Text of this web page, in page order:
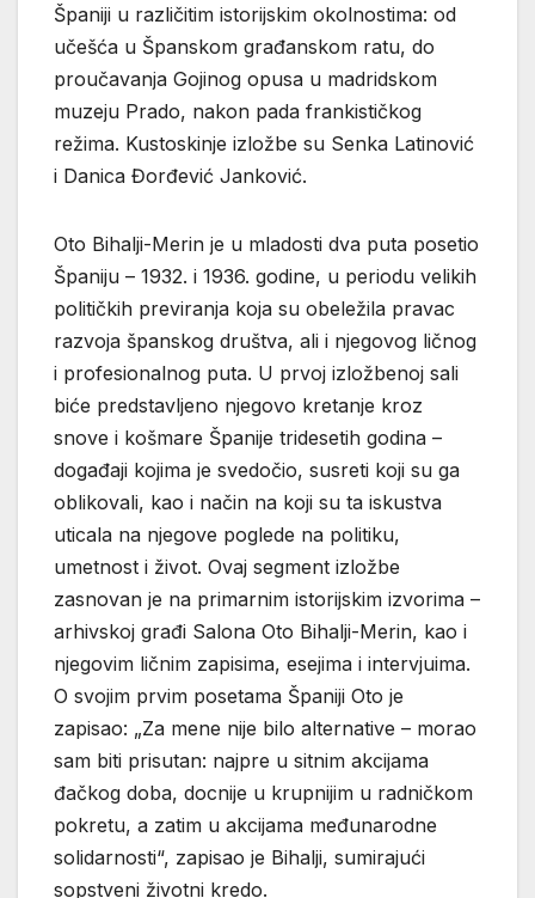
Španiji u različitim istorijskim okolnostima: od
učešća u Španskom građanskom ratu, do
proučavanja Gojinog opusa u madridskom
muzeju Prado, nakon pada frankističkog
režima. Kustoskinje izložbe su Senka Latinović
i Danica Đorđević Janković.
Oto Bihalji-Merin je u mladosti dva puta posetio
Španiju – 1932. i 1936. godine, u periodu velikih
političkih previranja koja su obeležila pravac
razvoja španskog društva, ali i njegovog ličnog
i profesionalnog puta. U prvoj izložbenoj sali
biće predstavljeno njegovo kretanje kroz
snove i košmare Španije tridesetih godina –
događaji kojima je svedočio, susreti koji su ga
oblikovali, kao i način na koji su ta iskustva
uticala na njegove poglede na politiku,
umetnost i život. Ovaj segment izložbe
zasnovan je na primarnim istorijskim izvorima –
arhivskoj građi Salona Oto Bihalji-Merin, kao i
njegovim ličnim zapisima, esejima i intervjuima.
O svojim prvim posetama Španiji Oto je
zapisao: „Za mene nije bilo alternative – morao
sam biti prisutan: najpre u sitnim akcijama
đačkog doba, docnije u krupnijim u radničkom
pokretu, a zatim u akcijama međunarodne
solidarnosti“, zapisao je Bihalji, sumirajući
sopstveni životni kredo.